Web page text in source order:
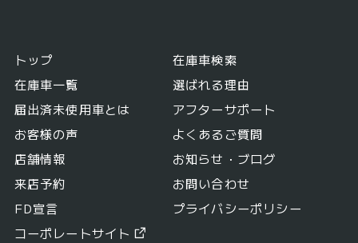
トップ
在庫車検索
在庫車一覧
選ばれる理由
届出済未使用車とは
アフターサポート
お客様の声
よくあるご質問
店舗情報
お知らせ・ブログ
来店予約
お問い合わせ
FD宣言
プライバシーポリシー
コーポレートサイト